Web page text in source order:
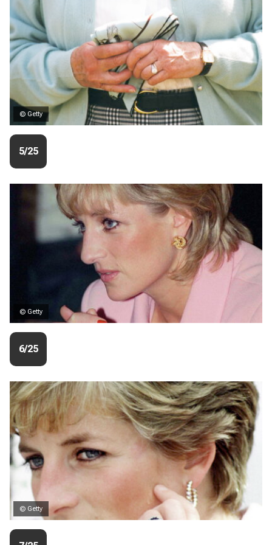
© Getty
5/25
© Getty
6/25
© Getty